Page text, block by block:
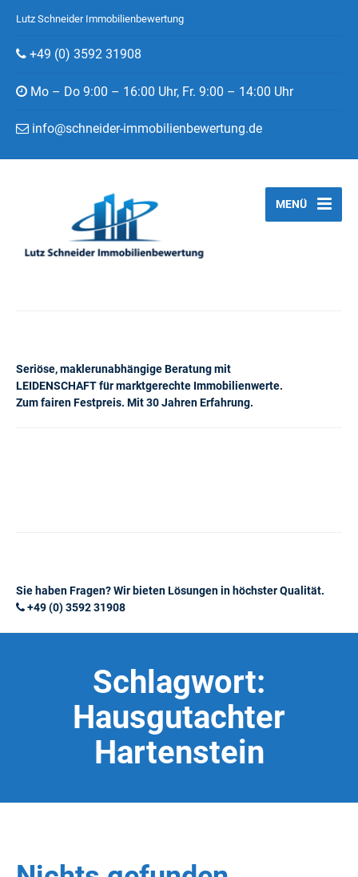
Lutz Schneider Immobilienbewertung
+49 (0) 3592 31908
Mo – Do 9:00 – 16:00 Uhr, Fr. 9:00 – 14:00 Uhr
info@schneider-immobilienbewertung.de
Seriöse, maklerunabhängige Beratung mit
LEIDENSCHAFT für marktgerechte Immobilienwerte.
Zum fairen Festpreis. Mit 30 Jahren Erfahrung.
MENÜ
Sie haben Fragen? Wir bieten Lösungen in höchster Qualität.
+49 (0) 3592 31908
Schlagwort:
Hausgutachter
Hartenstein